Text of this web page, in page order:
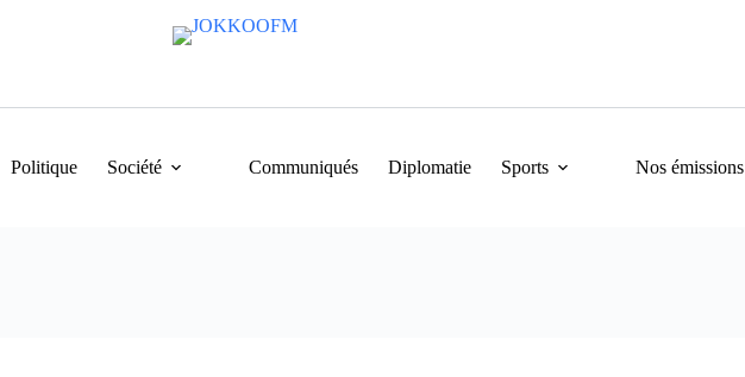
Politique Société Communiqués Diplomatie Sports Nos émissions